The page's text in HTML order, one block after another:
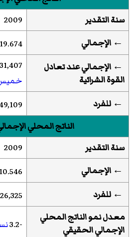
سنة التقدير
2009
← الإجمالي
$19.674
← الإجمالي عند تعادل
القوة الشرائية
← للفرد
الناتج المحلي
سنة التقدير
2009
← الإجمالي
$10.546
← للفرد
معدل نمو الناتج المحلي
الإجمالي الحقيقي
-3.2